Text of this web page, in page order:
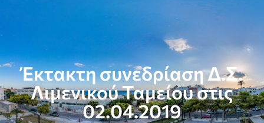
Έκτακτη συνεδρίαση Δ.Σ.
Λιμενικού Ταμείου στις
02.04.2019